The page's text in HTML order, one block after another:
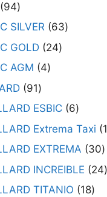
94
SILVER 63
GOLD
24
AGM
4
91
ESBIC
6
Extrema Taxi
1
EXTREMA
30
INCREIBLE
24
TITANIO
18